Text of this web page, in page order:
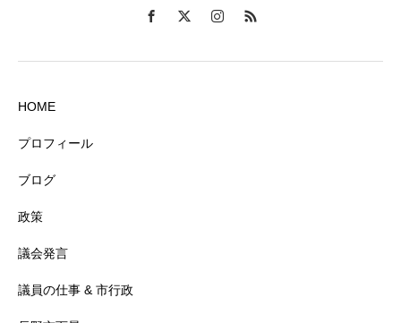
HOME
プロフィール
ブログ
政策
議会発言
議員の仕事 & 市行政